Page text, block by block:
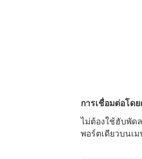
การเชื่อมต่อโด
ไม่ต้องใช้ฮับพัด
พอร์ตเดียวบนเ